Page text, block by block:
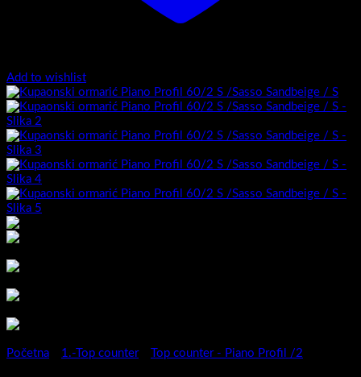
Add to wishlist
Početna 1.-Top counter Top counter - Piano Profil /2